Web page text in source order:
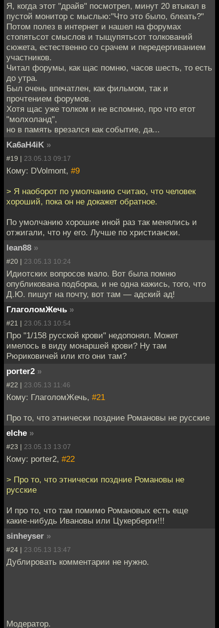
Я, когда этот "драйв" посмотрел, минут 20 втыкал в
пустой монитор с мыслью:"Что это было, блеать?"
Потом полез в интернет и нашел на форумах
стопятьсот смыслов и тыщупятьсот толкований
сюжета, естественно со срачем и передергиванием
участников.
Читал форумы, как щас помню, часов шесть, то есть
до утра.
Был очень впечатлен, как фильмом, так и
прочтением форумов.
Хотя щас уже толком и не вспомню, про что етот
"молхоланд",
но в память врезался как событие, да...
Ka6aH4iK »
#19 | 23.05.13 09:17
Кому: DVolmont, #9
> Я наоборот по умолчанию считаю, что человек
хороший, пока он не докажет обратное.
По умолчанию хорошие иной раз так менялись и
отжигали, что ну его. Лучше по христиански.
lean88 »
#20 | 23.05.13 10:24
Идиотских вопросов мало. Вот была помню
опубликована подборка, и не одна кажись, того, что
Д.Ю. пишут на почту, вот там — адский ад!
ГлаголомЖечь »
#21 | 23.05.13 10:54
Про "1/158 русской крови" недопонял. Может
имелось в виду монаршей крови? Ну там
Рюриковичей или кто они там?
porter2 »
#22 | 23.05.13 11:46
Кому: ГлаголомЖечь, #21
Про то, что этнически поздние Романовы не русские
elche »
#23 | 23.05.13 13:07
Кому: porter2, #22
> Про то, что этнически поздние Романовы не
русские
И про то, что там помимо Романовых есть еще
какие-нибудь Ивановы или Цукерберги!!!
sinheyser »
#24 | 23.05.13 13:47
Дублировать комментарии не нужно.
Модератор.